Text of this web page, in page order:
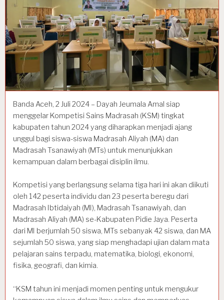
Banda Aceh, 2 Juli 2024 – Dayah Jeumala Amal siap
menggelar Kompetisi Sains Madrasah (KSM) tingkat
kabupaten tahun 2024 yang diharapkan menjadi ajang
unggul bagi siswa-siswa Madrasah Aliyah (MA) dan
Madrasah Tsanawiyah (MTs) untuk menunjukkan
kemampuan dalam berbagai disiplin ilmu.
Kompetisi yang berlangsung selama tiga hari ini akan diikuti
oleh 142 peserta individu dan 23 peserta beregu dari
Madrasah Ibtidaiyah (MI), Madrasah Tsanawiyah, dan
Madrasah Aliyah (MA) se-Kabupaten Pidie Jaya. Peserta
dari MI berjumlah 50 siswa, MTs sebanyak 42 siswa, dan MA
sejumlah 50 siswa, yang siap menghadapi ujian dalam mata
pelajaran sains terpadu, matematika, biologi, ekonomi,
fisika, geografi, dan kimia.
“KSM tahun ini menjadi momen penting untuk mengukur